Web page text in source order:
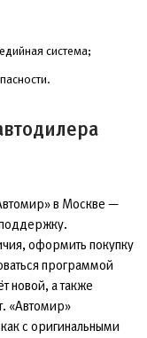
система;
в Москве —
оформить покупку
программой
новой, а также
«Автомир»
с оригинальными